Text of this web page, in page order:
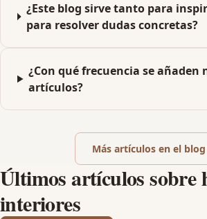
¿Este blog sirve tanto para
para resolver dudas concretas?
¿Con qué frecuencia se añaden
artículos?
Más artículos en el blog
Últimos artículos sobre
interiores